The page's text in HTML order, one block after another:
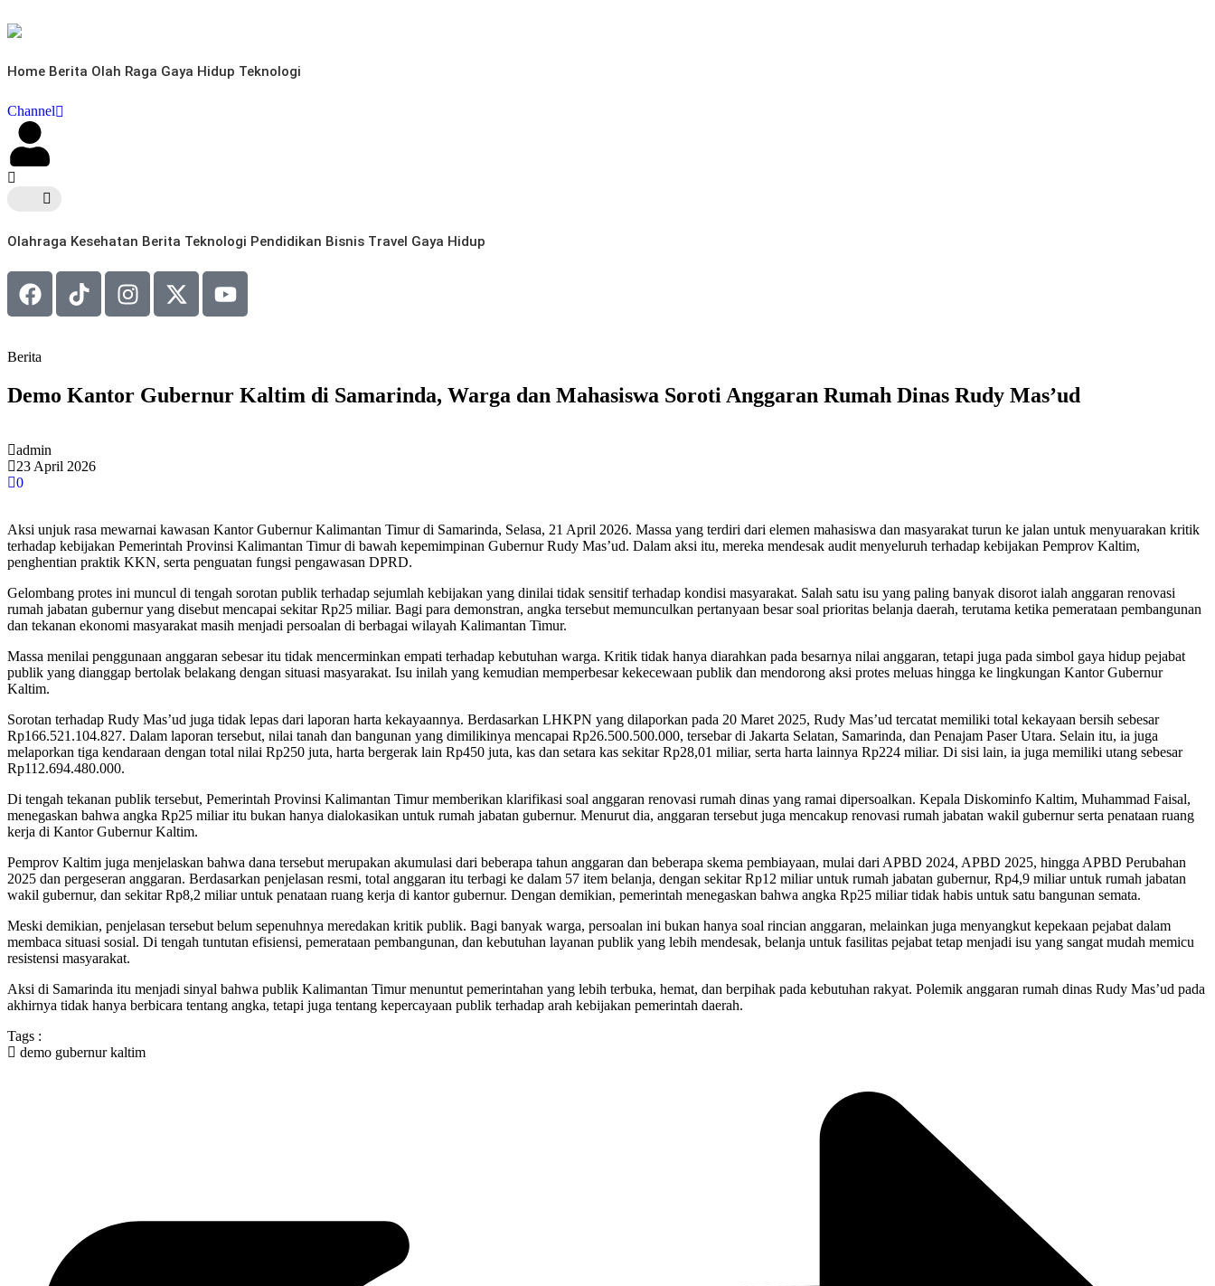
Home Berita Olah Raga Gaya Hidup Teknologi
Channel
Olahraga Kesehatan Berita Teknologi Pendidikan Bisnis Travel Gaya Hidup
Berita
Demo Kantor Gubernur Kaltim di Samarinda, Warga dan Mahasiswa Soroti Anggaran Rumah Dinas Rudy Mas’ud
admin
23 April 2026
0
Aksi unjuk rasa mewarnai kawasan Kantor Gubernur Kalimantan Timur di Samarinda, Selasa, 21 April 2026. Massa yang terdiri dari elemen mahasiswa dan masyarakat turun ke jalan untuk menyuarakan kritik
terhadap kebijakan Pemerintah Provinsi Kalimantan Timur di bawah kepemimpinan Gubernur Rudy Mas’ud. Dalam aksi itu, mereka mendesak audit menyeluruh terhadap kebijakan Pemprov Kaltim,
penghentian praktik KKN, serta penguatan fungsi pengawasan DPRD.
Gelombang protes ini muncul di tengah sorotan publik terhadap sejumlah kebijakan yang dinilai tidak sensitif terhadap kondisi masyarakat. Salah satu isu yang paling banyak disorot ialah anggaran renovasi
rumah jabatan gubernur yang disebut mencapai sekitar Rp25 miliar. Bagi para demonstran, angka tersebut memunculkan pertanyaan besar soal prioritas belanja daerah, terutama ketika pemerataan pembangunan
dan tekanan ekonomi masyarakat masih menjadi persoalan di berbagai wilayah Kalimantan Timur.
Massa menilai penggunaan anggaran sebesar itu tidak mencerminkan empati terhadap kebutuhan warga. Kritik tidak hanya diarahkan pada besarnya nilai anggaran, tetapi juga pada simbol gaya hidup pejabat
publik yang dianggap bertolak belakang dengan situasi masyarakat. Isu inilah yang kemudian memperbesar kekecewaan publik dan mendorong aksi protes meluas hingga ke lingkungan Kantor Gubernur
Kaltim.
Sorotan terhadap Rudy Mas’ud juga tidak lepas dari laporan harta kekayaannya. Berdasarkan LHKPN yang dilaporkan pada 20 Maret 2025, Rudy Mas’ud tercatat memiliki total kekayaan bersih sebesar
Rp166.521.104.827. Dalam laporan tersebut, nilai tanah dan bangunan yang dimilikinya mencapai Rp26.500.500.000, tersebar di Jakarta Selatan, Samarinda, dan Penajam Paser Utara. Selain itu, ia juga
melaporkan tiga kendaraan dengan total nilai Rp250 juta, harta bergerak lain Rp450 juta, kas dan setara kas sekitar Rp28,01 miliar, serta harta lainnya Rp224 miliar. Di sisi lain, ia juga memiliki utang sebesar
Rp112.694.480.000.
Di tengah tekanan publik tersebut, Pemerintah Provinsi Kalimantan Timur memberikan klarifikasi soal anggaran renovasi rumah dinas yang ramai dipersoalkan. Kepala Diskominfo Kaltim, Muhammad Faisal,
menegaskan bahwa angka Rp25 miliar itu bukan hanya dialokasikan untuk rumah jabatan gubernur. Menurut dia, anggaran tersebut juga mencakup renovasi rumah jabatan wakil gubernur serta penataan ruang
kerja di Kantor Gubernur Kaltim.
Pemprov Kaltim juga menjelaskan bahwa dana tersebut merupakan akumulasi dari beberapa tahun anggaran dan beberapa skema pembiayaan, mulai dari APBD 2024, APBD 2025, hingga APBD Perubahan
2025 dan pergeseran anggaran. Berdasarkan penjelasan resmi, total anggaran itu terbagi ke dalam 57 item belanja, dengan sekitar Rp12 miliar untuk rumah jabatan gubernur, Rp4,9 miliar untuk rumah jabatan
wakil gubernur, dan sekitar Rp8,2 miliar untuk penataan ruang kerja di kantor gubernur. Dengan demikian, pemerintah menegaskan bahwa angka Rp25 miliar tidak habis untuk satu bangunan semata.
Meski demikian, penjelasan tersebut belum sepenuhnya meredakan kritik publik. Bagi banyak warga, persoalan ini bukan hanya soal rincian anggaran, melainkan juga menyangkut kepekaan pejabat dalam
membaca situasi sosial. Di tengah tuntutan efisiensi, pemerataan pembangunan, dan kebutuhan layanan publik yang lebih mendesak, belanja untuk fasilitas pejabat tetap menjadi isu yang sangat mudah memicu
resistensi masyarakat.
Aksi di Samarinda itu menjadi sinyal bahwa publik Kalimantan Timur menuntut pemerintahan yang lebih terbuka, hemat, dan berpihak pada kebutuhan rakyat. Polemik anggaran rumah dinas Rudy Mas’ud pada
akhirnya tidak hanya berbicara tentang angka, tetapi juga tentang kepercayaan publik terhadap arah kebijakan pemerintah daerah.
Tags :
demo gubernur kaltim